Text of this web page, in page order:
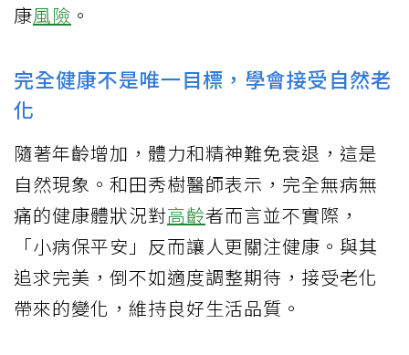
康風險 。
完全健康不是唯一目標，學會接受自然老
化
隨著年齡增加，體力和精神難免衰退，這是
自然現象。和田秀樹醫師表示，完全無病無
痛的健康體狀況對高齡者而言並不實際，
「小病保平安」反而讓人更關注健康。與其
追求完美，倒不如適度調整期待，接受老化
帶來的變化，維持良好生活品質。